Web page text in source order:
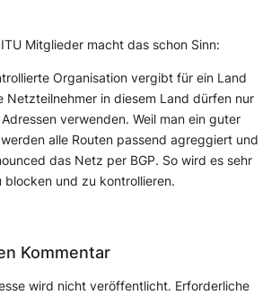
Mitglieder macht das schon Sinn:
Organisation vergibt für ein Land
Netzteilnehmer in diesem Land dürfen nur
verwenden. Weil man ein guter
alle Routen passend agreggiert und
das Netz per BGP. So wird es sehr
und zu kontrollieren.
Kommentar
wird nicht veröffentlicht. Erforderliche